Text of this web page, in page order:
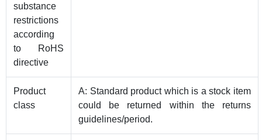
substance
restrictions
according
to RoHS
directive
Product
class
A: Standard product which is a stock item
could be returned within the returns
guidelines/period.